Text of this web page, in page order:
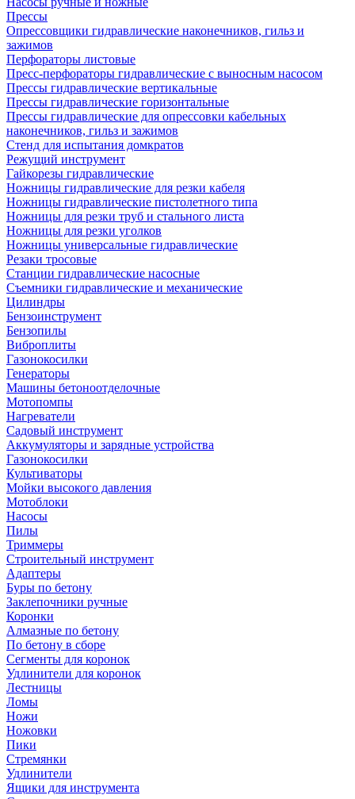
Прессы
Опрессовщики гидравлические наконечников, гильз и
зажимов
Перфораторы листовые
Пресс-перфораторы гидравлические с выносным насосом
Прессы гидравлические вертикальные
Прессы гидравлические горизонтальные
Прессы гидравлические для опрессовки кабельных
наконечников, гильз и зажимов
Стенд для испытания домкратов
Режущий инструмент
Гайкорезы гидравлические
Ножницы гидравлические для резки кабеля
Ножницы гидравлические пистолетного типа
Ножницы для резки труб и стального листа
Ножницы для резки уголков
Ножницы универсальные гидравлические
Резаки тросовые
Станции гидравлические насосные
Съемники гидравлические и механические
Цилиндры
Бензоинструмент
Бензопилы
Виброплиты
Газонокосилки
Генераторы
Машины бетоноотделочные
Мотопомпы
Нагреватели
Садовый инструмент
Аккумуляторы и зарядные устройства
Газонокосилки
Культиваторы
Мойки высокого давления
Мотоблоки
Насосы
Пилы
Триммеры
Строительный инструмент
Адаптеры
Буры по бетону
Заклепочники ручные
Коронки
Алмазные по бетону
По бетону в сборе
Сегменты для коронок
Удлинители для коронок
Лестницы
Ломы
Ножи
Ножовки
Пики
Стремянки
Удлинители
Ящики для инструмента